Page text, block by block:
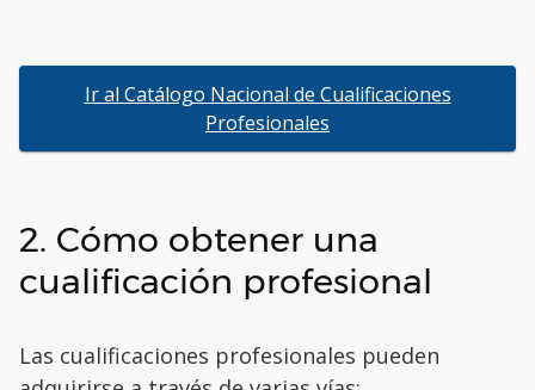
Ir al Catálogo Nacional de Cualificaciones
Profesionales
2. Cómo obtener una
cualificación profesional
Las cualificaciones profesionales pueden